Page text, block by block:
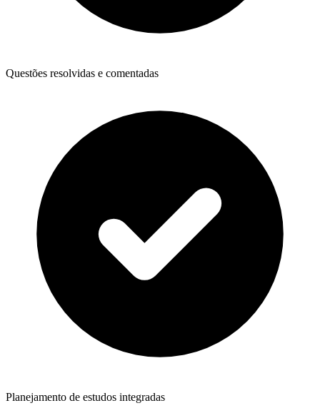
Questões resolvidas e comentadas
Planejamento de estudos integradas